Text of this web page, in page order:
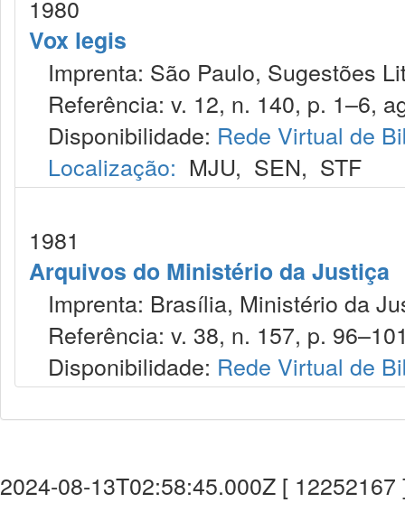
1980
Vox legis
Imprenta: São Paulo, Sugestões
Referência: v. 12, n. 140, p. 1–6,
Disponibilidade: Rede Virtual de
Localização: MJU, SEN, STF
1981
Arquivos do Ministério da Justiça
Imprenta: Brasília, Ministério da
Referência: v. 38, n. 157, p.
Disponibilidade: Rede Virtual de
2024-08-13T02:58:45.000Z [ 12252167